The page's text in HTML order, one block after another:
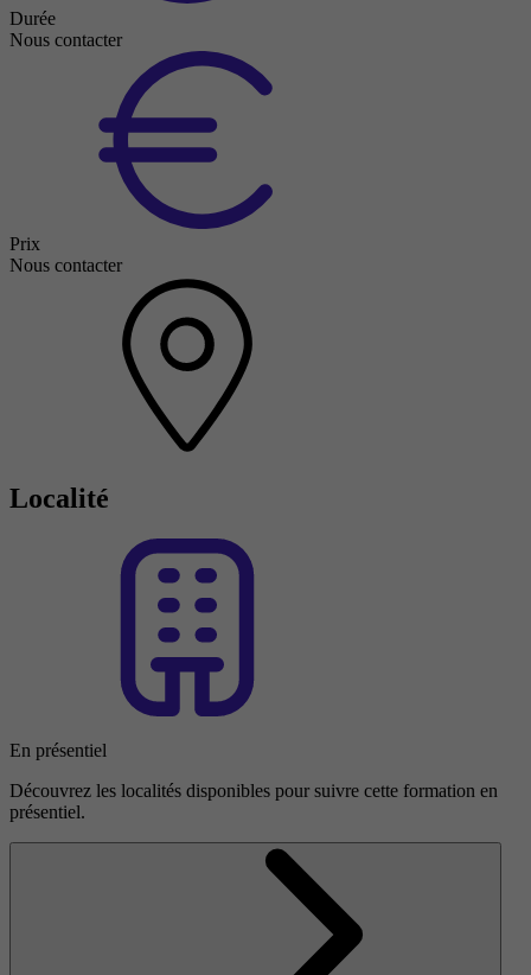
Durée
Nous contacter
Prix
Nous contacter
Localité
En présentiel
Découvrez les localités disponibles pour suivre cette formation en
présentiel.